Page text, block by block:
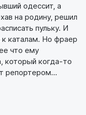
одессит, а
на родину, решил
пульку. И
к каталам. Но фраер
что ему
который когда-то
репортером...